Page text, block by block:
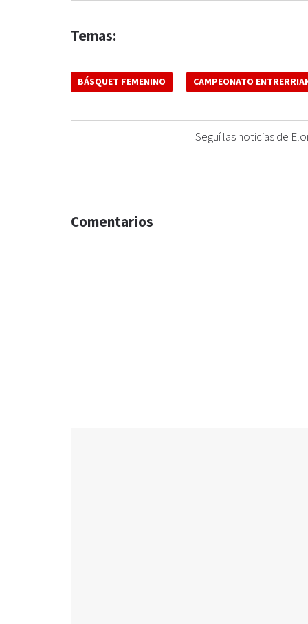
Temas:
BÁSQUET FEMENINO CAMPEONATO
Seguí las noticias de
Comentarios